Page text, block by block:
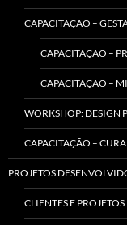
CAPACITAÇÃO –
CAPACITAÇÃO –
CAPACITAÇÃO –
WORKSHOP: DESIGN
CAPACITAÇÃO –
PROJETOS
CLIENTES E PROJETOS